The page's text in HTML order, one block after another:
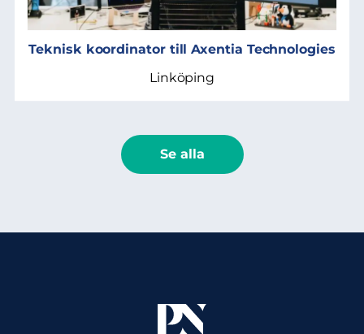
Teknisk koordinator till Axentia Technologies
Linköping
Se alla